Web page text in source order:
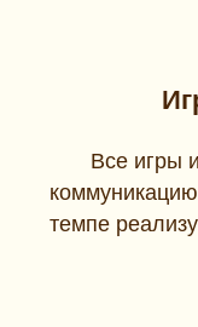
Все игры
темпе